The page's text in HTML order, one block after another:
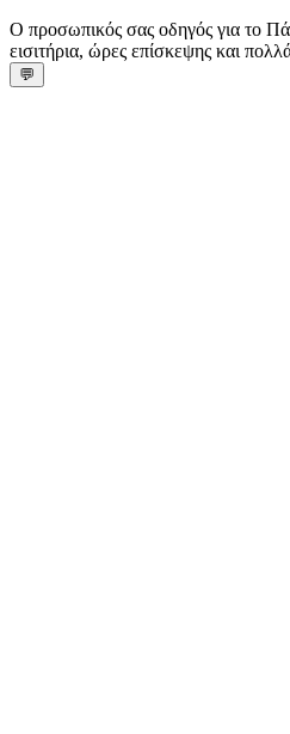
Ο προσωπικός σας οδηγός για το
εισιτήρια, ώρες επίσκεψης και
💬